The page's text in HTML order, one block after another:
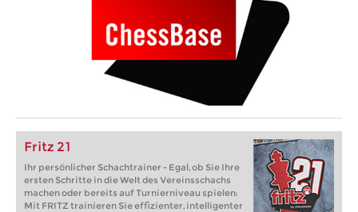
Fritz 21
Ihr persönlicher Schachtrainer - Egal, ob Sie Ihre
ersten Schritte in die Welt des Vereinsschachs
machen oder bereits auf Turnierniveau spielen:
Mit FRITZ trainieren Sie effizienter, intelligenter